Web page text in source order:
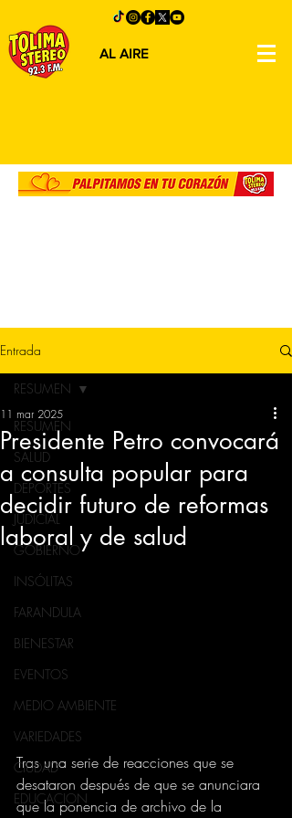
AL AIRE
Entrada
RESUMEN
SALUD
DEPORTES
JUDICIAL
GOBIERNO
INSÓLITAS
FARANDULA
BIENESTAR
EVENTOS
MEDIO AMBIENTE
VARIEDADES
CIUDAD
EDUCACION
RESUMEN
Presidente Petro convocará
a consulta popular para
decidir futuro de reformas
laboral y de salud
11 mar 2025
Tras una serie de reacciones que se
desataron después de que se anunciara
que la ponencia de archivo de la